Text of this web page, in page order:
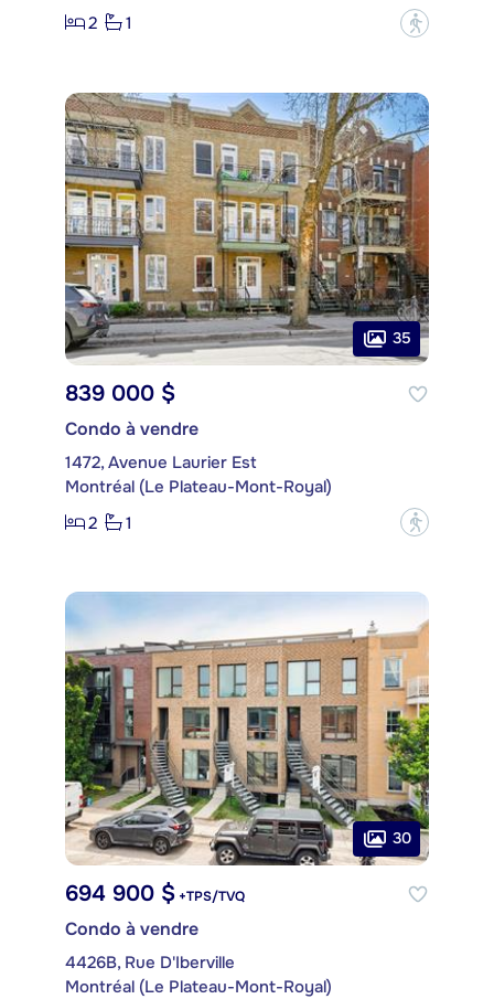
2
1 ?
35
839 000 $
Condo à vendre
1472, Avenue Laurier Est
Montréal (Le Plateau-Mont-Royal)
2
1 ?
30
694 900 $ +TPS/TVQ
Condo à vendre
4426B, Rue D'Iberville
Montréal (Le Plateau-Mont-Royal)